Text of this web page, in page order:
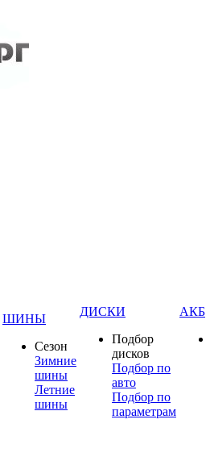
ШИНЫ
Сезон
Зимние
шины
Летние
шины
ДИСКИ
Подбор
дисков
Подбор по
авто
Подбор по
параметрам
АКБ